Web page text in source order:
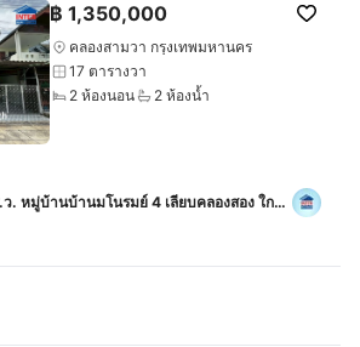
฿ 1,350,000
คลองสามวา กรุงเทพมหานคร
17 ตารางวา
2 ห้องนอน
2 ห้องน้ำ
. หมู่บ้านบ้านมโนรมย์ 4 เลียบคลองสอง ใกล้